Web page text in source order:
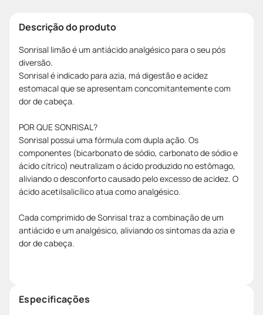
Descrição do produto
Sonrisal limão é um antiácido analgésico para o seu pós
diversão.
Sonrisal é indicado para azia, má digestão e acidez
estomacal que se apresentam concomitantemente com
dor de cabeça.
POR QUE SONRISAL?
Sonrisal possui uma fórmula com dupla ação. Os
componentes (bicarbonato de sódio, carbonato de sódio e
ácido cítrico) neutralizam o ácido produzido no estômago,
aliviando o desconforto causado pelo excesso de acidez. O
ácido acetilsalicílico atua como analgésico.
Cada comprimido de Sonrisal traz a combinação de um
antiácido e um analgésico, aliviando os sintomas da azia e
dor de cabeça.
Especificações